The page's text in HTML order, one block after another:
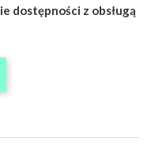
dostępności z obsługą